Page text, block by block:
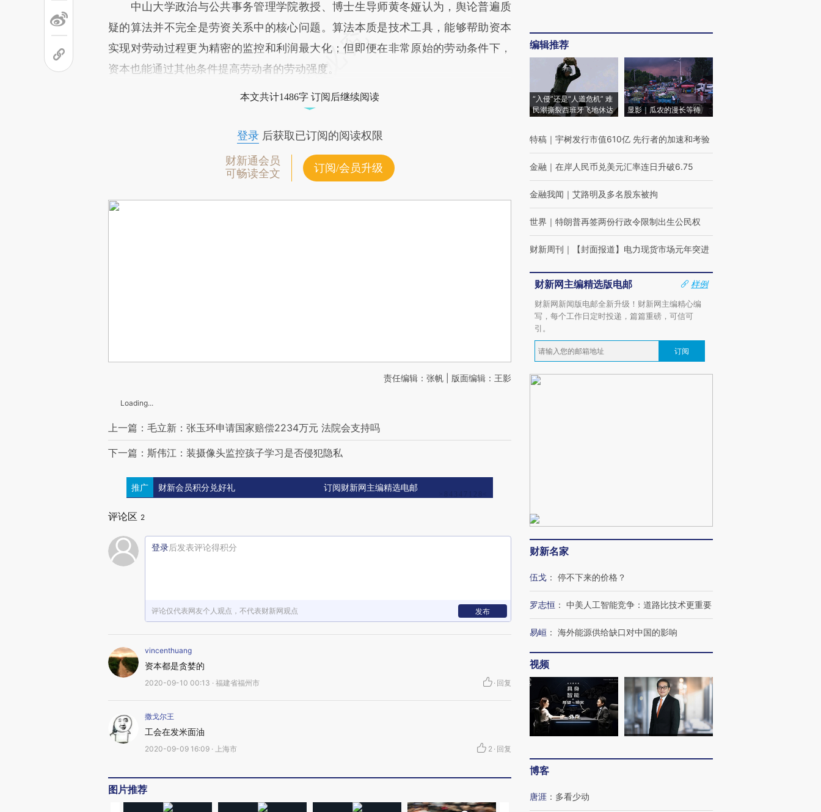
中山大学政治与公共事务管理学院教授、博士生导师黄冬娅认为，舆论普遍质
疑的算法并不完全是劳资关系中的核心问题。算法本质是技术工具，能够帮助资本
实现对劳动过程更为精密的监控和利润最大化；但即便在非常原始的劳动条件下，
资本也能通过其他条件提高劳动者的劳动强度。
本文共计1486字 订阅后继续阅读
登录后获取已订阅的阅读权限
财新通会员
可畅读全文
订阅/会员升级
责任编辑：张帆 | 版面编辑：王影
Loading...
上一篇：毛立新：张玉环申请国家赔偿2234万元 法院会支持吗
下一篇：斯伟江：装摄像头监控孩子学习是否侵犯隐私
推广 财新会员积分兑好礼 订阅财新网主编精选电邮
评论区 2
登录后发表评论得积分
评论仅代表网友个人观点，不代表财新网观点 发布
vincenthuang
资本都是贪婪的
2020-09-10 00:13 · 福建省福州市 · 回复
撒戈尔王
工会在发米面油
2020-09-09 16:09 · 上海市 2 · 回复
图片推荐
编辑推荐
“入侵”还是“人道危机” 难
民潮撕裂西班牙飞地休达
显影｜瓜农的漫长等待
特稿 ｜ 宇树发行市值610亿 先行者的加速和考验
金融 ｜ 在岸人民币兑美元汇率连日升破6.75
金融我闻 ｜ 艾路明及多名股东被拘
世界 ｜ 特朗普再签两份行政令限制出生公民权
财新周刊 ｜ 【封面报道】电力现货市场元年突进
财新网主编精选版电邮
样例
财新网新闻版电邮全新升级！财新网主编精心编
写，每个工作日定时投递，篇篇重磅，可信可
引。
订阅
财新名家
伍戈 ： 停不下来的价格？
罗志恒 ： 中美人工智能竞争：道路比技术更重要
易峘 ： 海外能源供给缺口对中国的影响
视频
博客
唐涯 ： 多看少动